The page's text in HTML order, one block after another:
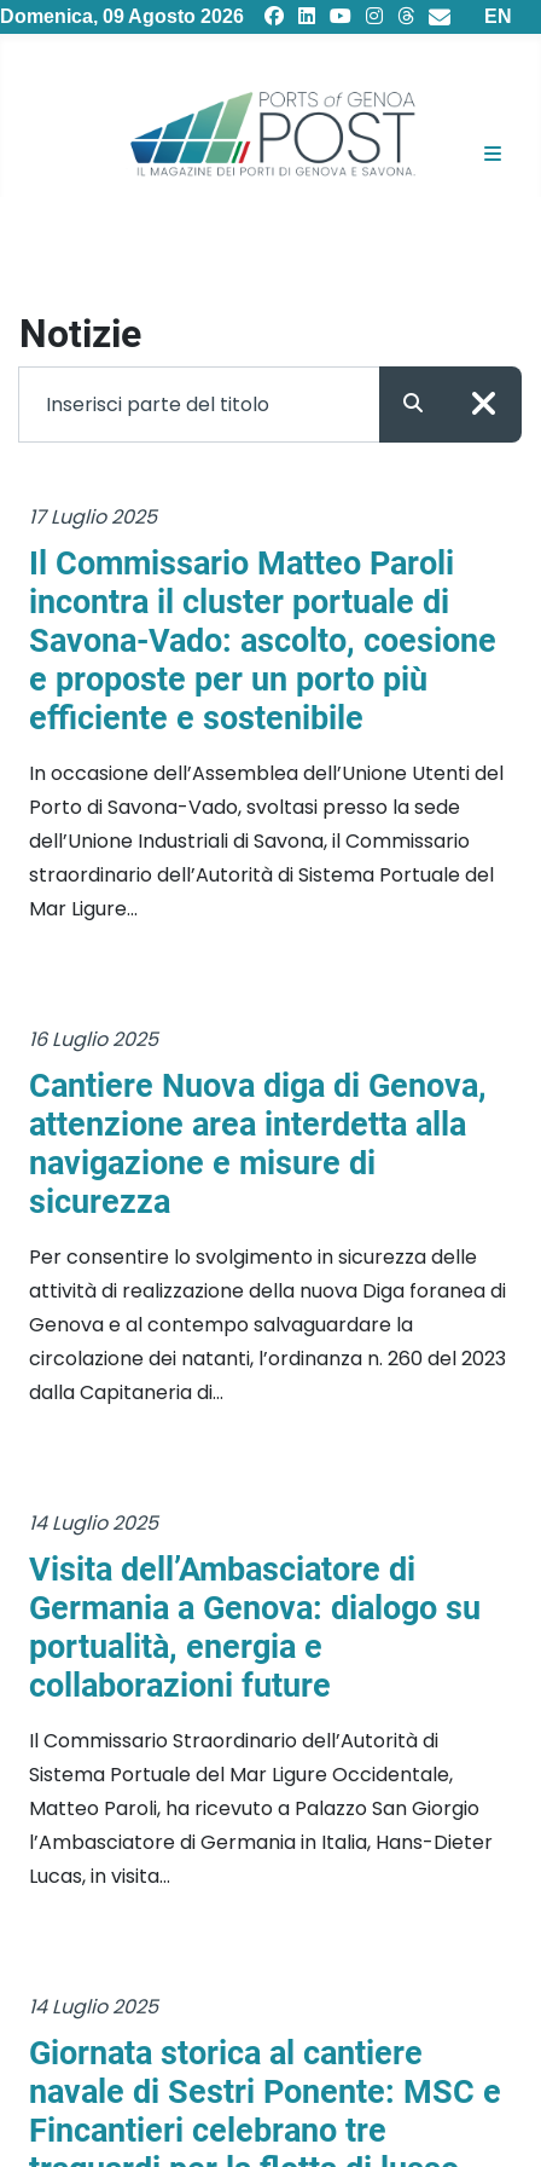
Domenica, 09 Agosto 2026 EN
Notizie
17 Luglio 2025
Il Commissario Matteo Paroli
incontra il cluster portuale di
Savona-Vado: ascolto, coesione
e proposte per un porto più
efficiente e sostenibile
In occasione dell’Assemblea dell’Unione Utenti del
Porto di Savona-Vado, svoltasi presso la sede
dell’Unione Industriali di Savona, il Commissario
straordinario dell’Autorità di Sistema Portuale del
Mar Ligure...
16 Luglio 2025
Cantiere Nuova diga di Genova,
attenzione area interdetta alla
navigazione e misure di
sicurezza
Per consentire lo svolgimento in sicurezza delle
attività di realizzazione della nuova Diga foranea di
Genova e al contempo salvaguardare la
circolazione dei natanti, l’ordinanza n. 260 del 2023
dalla Capitaneria di...
14 Luglio 2025
Visita dell’Ambasciatore di
Germania a Genova: dialogo su
portualità, energia e
collaborazioni future
Il Commissario Straordinario dell’Autorità di
Sistema Portuale del Mar Ligure Occidentale,
Matteo Paroli, ha ricevuto a Palazzo San Giorgio
l’Ambasciatore di Germania in Italia, Hans-Dieter
Lucas, in visita...
14 Luglio 2025
Giornata storica al cantiere
navale di Sestri Ponente: MSC e
Fincantieri celebrano tre